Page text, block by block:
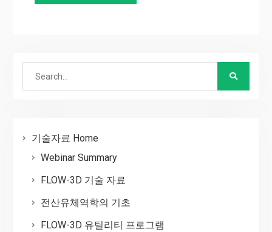
기술자료 Home
Webinar Summary
FLOW-3D 기술 자료
전산유체역학의 기초
FLOW-3D 유틸리티 프로그램